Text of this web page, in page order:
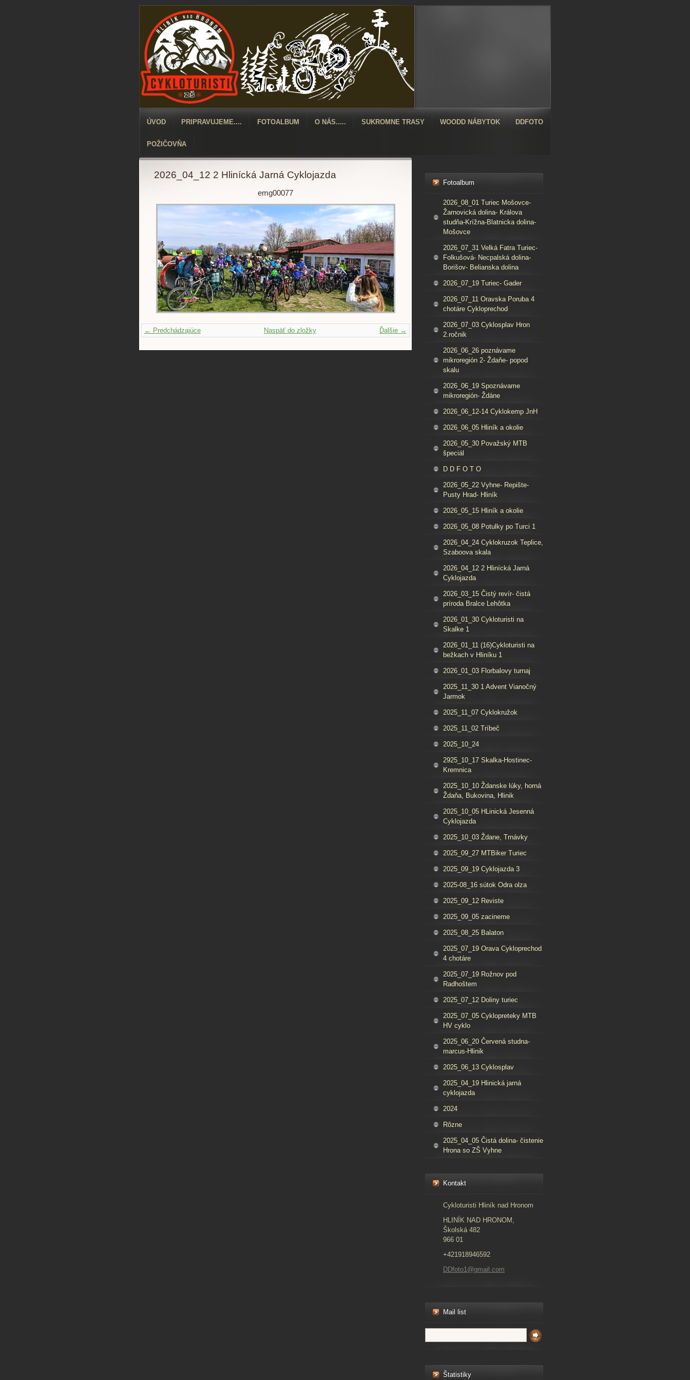
ÚVOD PRIPRAVUJEME.... FOTOALBUM O NÁS..... SUKROMNE TRASY WOODD NÁBYTOK DDFOTO
POŽIČOVŇA
2026_04_12 2 Hlinícká Jarná Cyklojazda
emg00077
← Predchádzajúce Ďalšie →
Naspäť do zložky
Fotoalbum
2026_08_01 Turiec Mošovce-
Žarnovická dolina- Králova
studňa-Krížna-Blatnicka dolina-
Mošovce
2026_07_31 Velká Fatra Turiec-
Folkušová- Necpalská dolina-
Borišov- Belianska dolina
2026_07_19 Turiec- Gader
2026_07_11 Oravska Poruba 4
chotáre Cykloprechod
2026_07_03 Cyklosplav Hron
2.ročnik
2026_06_26 poznávame
mikroregión 2- Ždaňe- popod
skalu
2026_06_19 Spoznávame
mikroregión- Ždáne
2026_06_12-14 Cyklokemp JnH
2026_06_05 Hliník a okolie
2026_05_30 Považský MTB
špeciál
D D F O T O
2026_05_22 Vyhne- Repište-
Pusty Hrad- Hliník
2026_05_15 Hliník a okolie
2026_05_08 Potulky po Turci 1
2026_04_24 Cyklokruzok Teplice,
Szaboova skala
2026_04_12 2 Hlinícká Jarná
Cyklojazda
2026_03_15 Čistý revír- čistá
príroda Bralce Lehôtka
2026_01_30 Cykloturisti na
Skalke 1
2026_01_11 (16)Cykloturisti na
bežkach v Hliníku 1
2026_01_03 Florbalovy turnaj
2025_11_30 1 Advent Vianočný
Jarmok
2025_11_07 Cyklokružok
2025_11_02 Tríbeč
2025_10_24
2925_10_17 Skalka-Hostinec-
Kremnica
2025_10_10 Ždanske lúky, horná
Ždaňa, Bukovina, Hlinik
2025_10_05 HLinická Jesenná
Cyklojazda
2025_10_03 Ždane, Trnávky
2025_09_27 MTBiker Turiec
2025_09_19 Cyklojazda 3
2025-08_16 sútok Odra olza
2025_09_12 Reviste
2025_09_05 zacineme
2025_08_25 Balaton
2025_07_19 Orava Cykloprechod
4 chotáre
2025_07_19 Rožnov pod
Radhoštem
2025_07_12 Doliny turiec
2025_07_05 Cyklopreteky MTB
HV cyklo
2025_06_20 Červená studna-
marcus-Hlinik
2025_06_13 Cyklosplav
2025_04_19 Hlinická jarná
cyklojazda
2024
Rôzne
2025_04_05 Čistá dolina- čistenie
Hrona so ZŠ Vyhne
Kontakt
Cykloturisti Hliník nad Hronom
HLINÍK NAD HRONOM,
Školská 482
966 01
+421918946592
DDfoto1@gmail.com
Mail list
Štatistiky